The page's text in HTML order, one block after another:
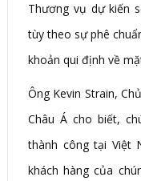
Thương vụ dự kiến
tùy theo sự phê
khoản qui định về
Ông Kevin Strain,
Châu Á cho biết,
thành công tại Việt
khách hàng của